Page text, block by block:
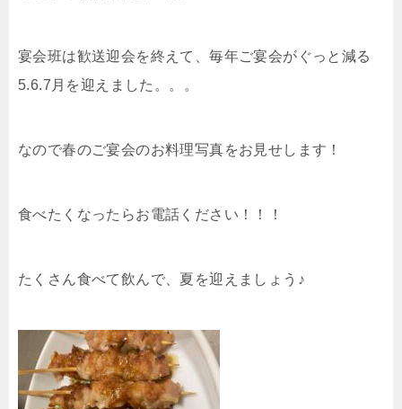
宴会班は歓送迎会を終えて、毎年ご宴会がぐっと減る
5.6.7月を迎えました。。。
なので春のご宴会のお料理写真をお見せします！
食べたくなったらお電話ください！！！
たくさん食べて飲んで、夏を迎えましょう♪